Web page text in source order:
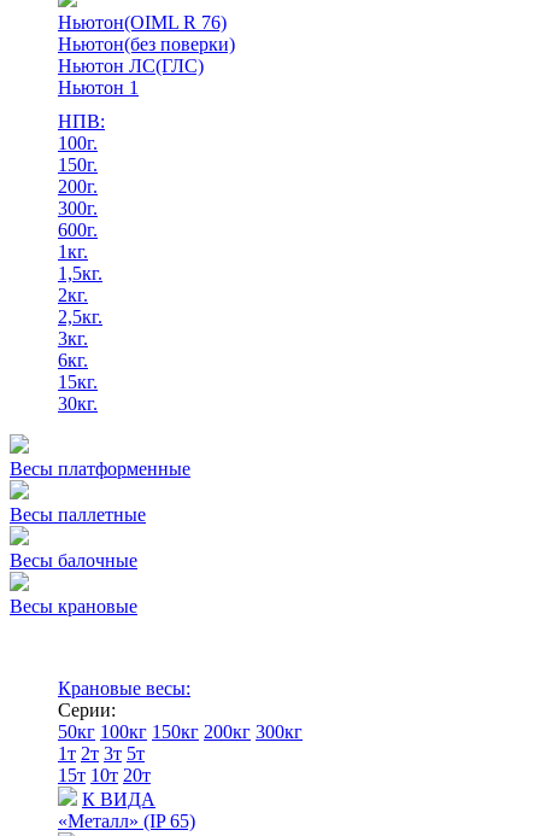
Ньютон(OIML R 76)
Ньютон(без поверки)
Ньютон ЛС(ГЛС)
Ньютон 1
НПВ:
100г.
150г.
200г.
300г.
600г.
1кг.
1,5кг.
2кг.
2,5кг.
3кг.
6кг.
15кг.
30кг.
Весы платформенные
Весы паллетные
Весы балочные
Весы крановые
Крановые весы:
Серии:
50кг 100кг 150кг 200кг 300кг
1т 2т 3т 5т
15т 10т 20т
К ВИДА
«Металл» (IP 65)